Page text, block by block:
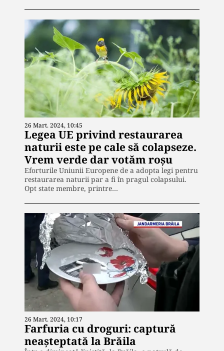
26 Mart. 2024, 10:45
Legea UE privind restaurarea
naturii este pe cale să colapseze.
Vrem verde dar votăm roșu
Eforturile Uniunii Europene de a adopta legi pentru
restaurarea naturii par a fi în pragul colapsului.
Opt state membre, printre…
26 Mart. 2024, 10:17
Farfuria cu droguri: captură
neașteptată la Brăila